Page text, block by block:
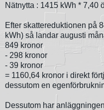
Nätnytta : 1415 kWh * 7,40
Efter skattereduktionen på
kWh) så landar augusti
849 kronor
- 298 kronor
- 39 kronor
= 1160,64 kronor i direkt
dessutom en
Dessutom har